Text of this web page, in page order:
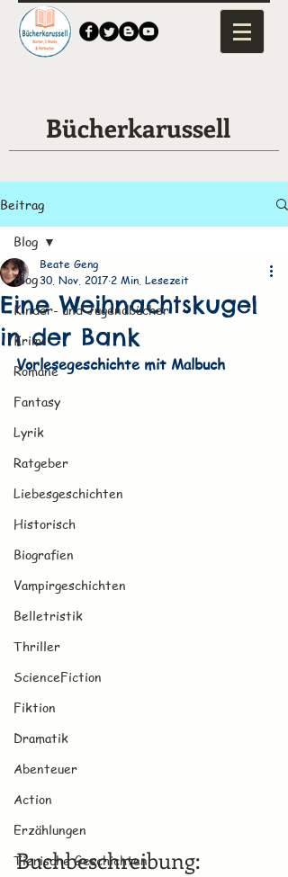
Bücherkarussell
Beitrag
Blog
Kinder- und Jugendbücher
Krimi
Romane
Fantasy
Lyrik
Ratgeber
Liebesgeschichten
Historisch
Biografien
Vampirgeschichten
Belletristik
Thriller
ScienceFiction
Fiktion
Dramatik
Abenteuer
Action
Erzählungen
Tierische Geschichten
Blog
Eine Weihnachtskugel
in der Bank
Beate Geng
30. Nov. 2017 2 Min. Lesezeit
Vorlesegeschichte mit Malbuch
Buchbeschreibung: